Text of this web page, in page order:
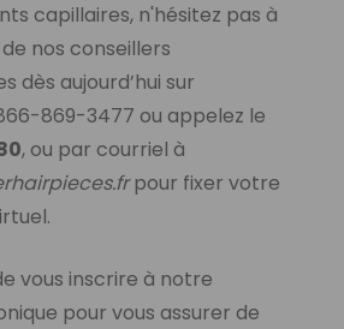
capillaires, n'hésitez pas à
nos conseillers
dès aujourd’hui sur
869-3477 ou appelez le
, ou par courriel à
pour fixer votre
vous inscrire à notre
pour vous assurer de